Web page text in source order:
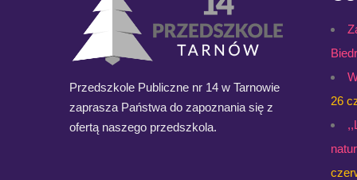
Przedszkole Publiczne nr 14 w Tarnowie
zaprasza Państwa do zapoznania się z
ofertą naszego przedszkola.
26